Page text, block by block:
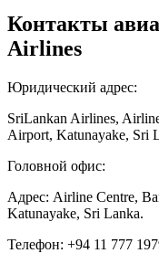
Контакты
Airlines
Юридический адрес:
SriLankan Airlines,
Airport, Katunayake, Sri
Головной офис:
Адрес: Airline Centre,
Katunayake, Sri Lanka.
Телефон: +94 11 777